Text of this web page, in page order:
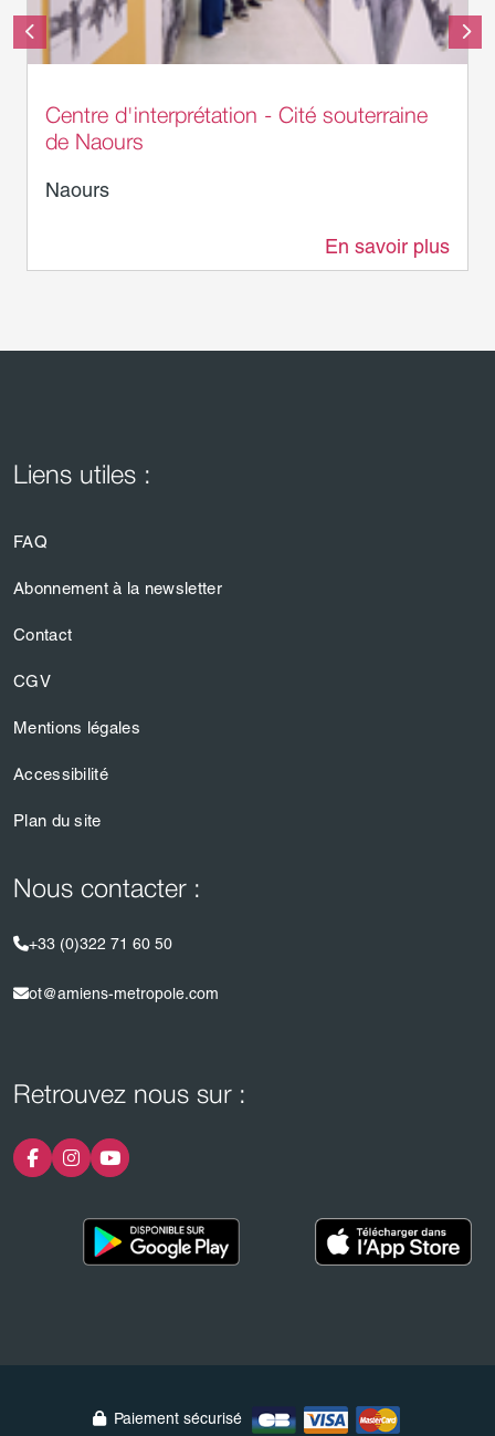
Centre d'interprétation - Cité souterraine
de Naours
Naours
En savoir plus
Liens utiles :
FAQ
Abonnement à la newsletter
Contact
CGV
Mentions légales
Accessibilité
Plan du site
Nous contacter :
+33 (0)322 71 60 50
ot@amiens-metropole.com
Retrouvez nous sur :
Paiement sécurisé